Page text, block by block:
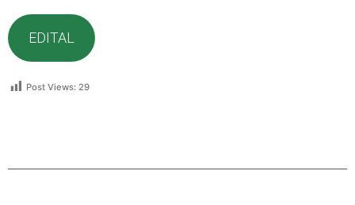
EDITAL
Post Views: 29